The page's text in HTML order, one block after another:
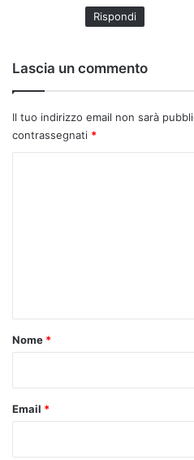
o
:
Rispondi
Lascia un commento
Il tuo indirizzo email non sarà
contrassegnati *
o
Nome *
Email *